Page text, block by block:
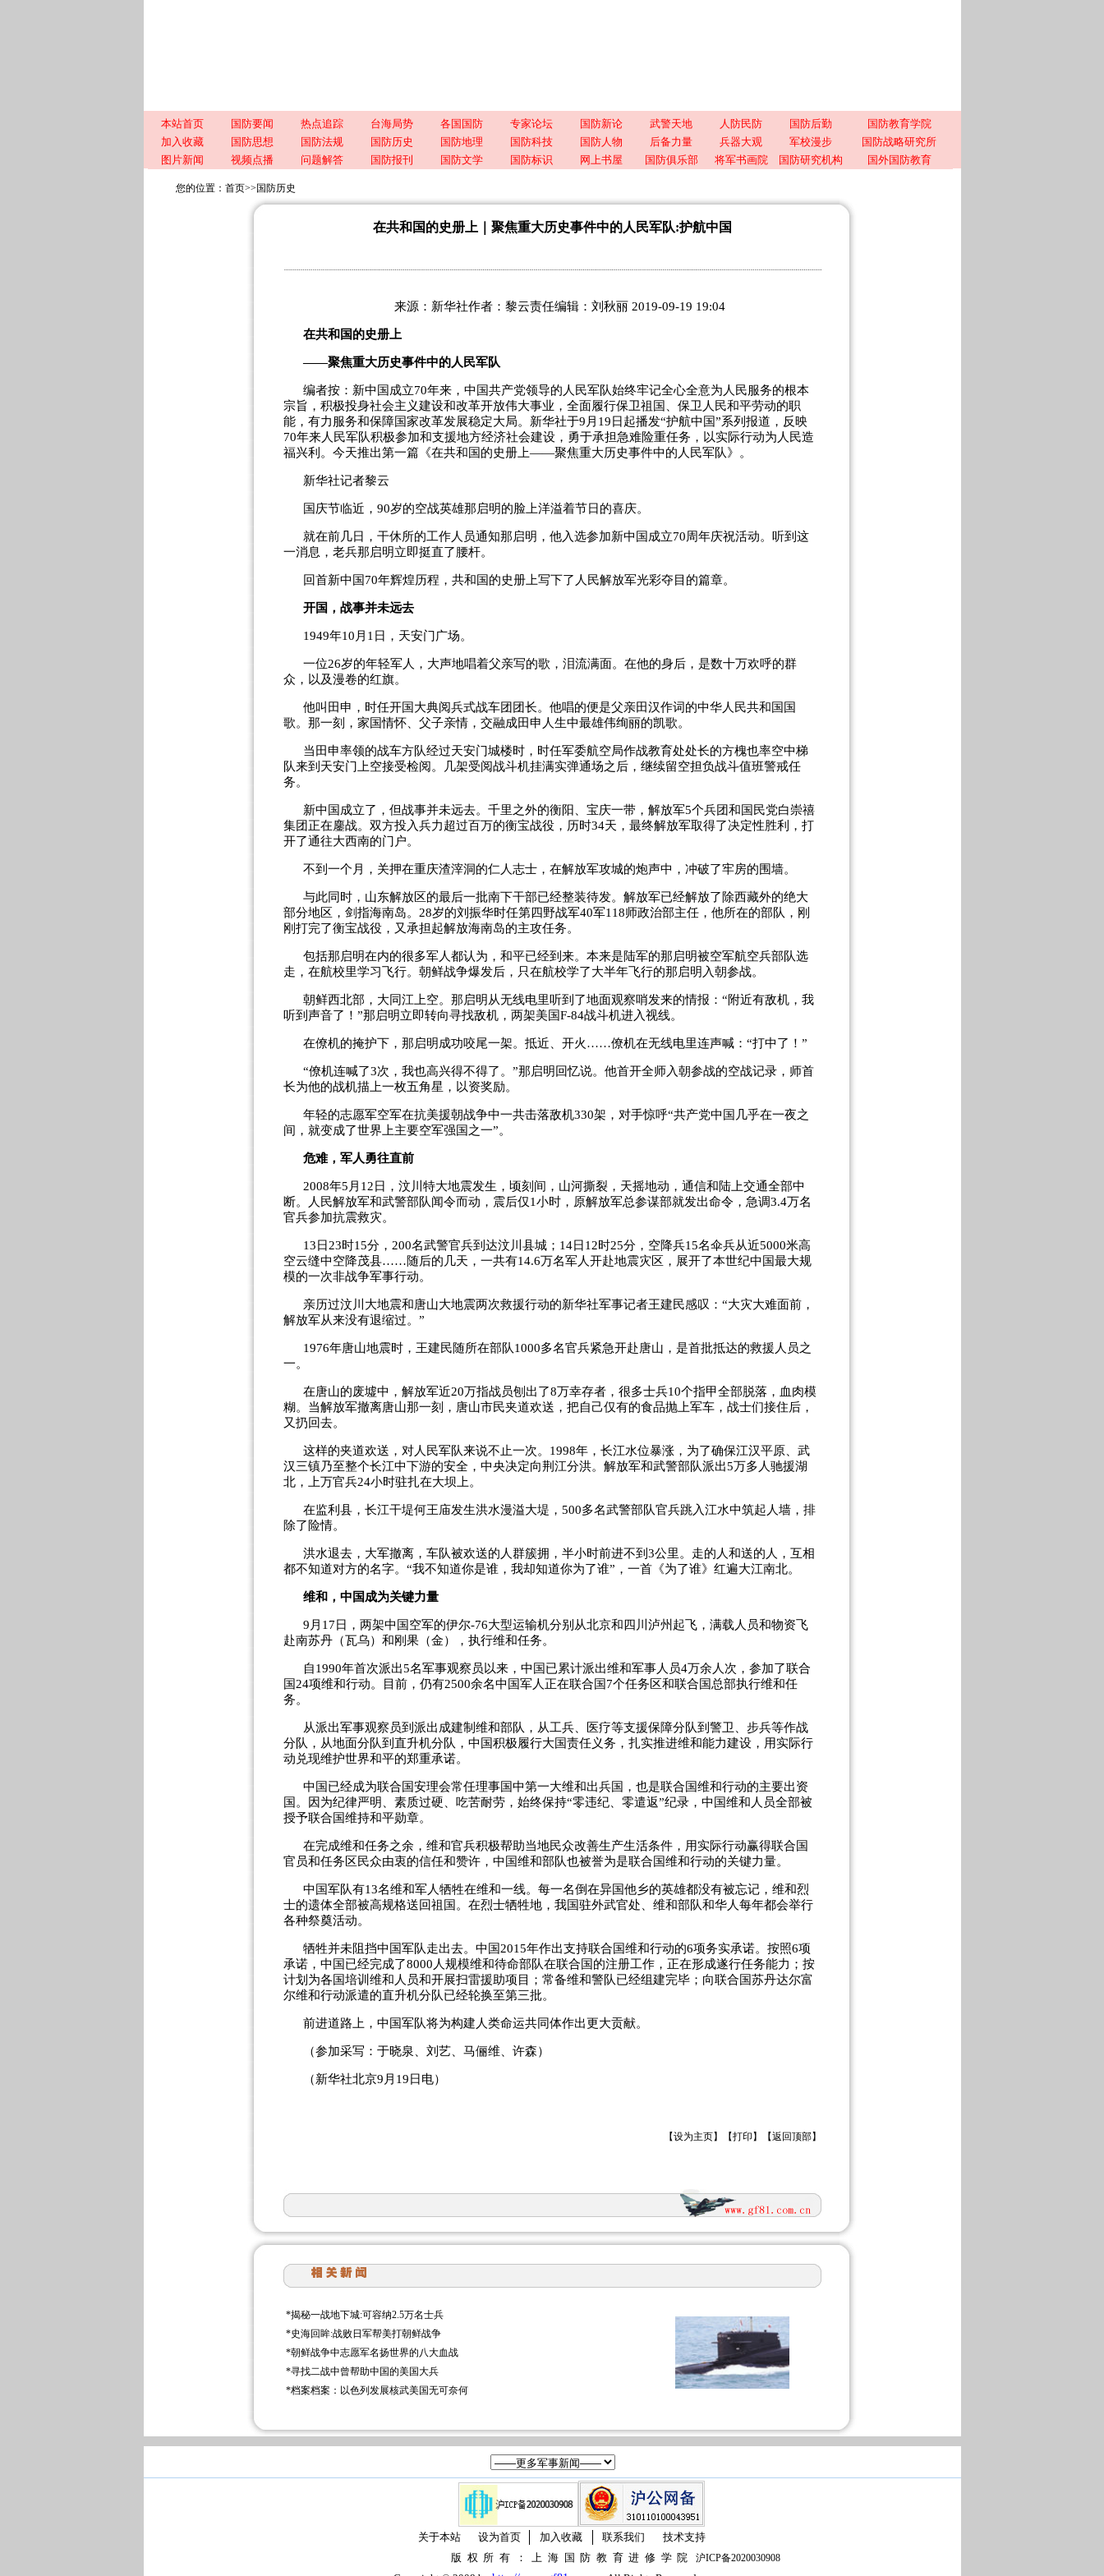
本站首页 国防要闻 热点追踪 台海局势 各国国防 专家论坛 国防新论 武警天地 人防民防 国防后勤
国防教育学院
加入收藏
国防思想 国防法规 国防历史 国防地理 国防科技 国防人物 后备力量 兵器大观 军校漫步
国防战略研究所
图片新闻
视频点播 问题解答 国防报刊 国防文学 国防标识 网上书屋 国防俱乐部 将军书画院 国防研究机构 国外国防教育
您的位置： 首页>> 国防历史
在共和国的史册上｜聚焦重大历史事件中的人民军队:护航中国
来源：新华社作者：黎云责任编辑：刘秋丽 2019-09-19 19:04
在共和国的史册上
——聚焦重大历史事件中的人民军队
编者按：新中国成立70年来，中国共产党领导的人民军队始终牢记全心全意为人民服务的根本
宗旨，积极投身社会主义建设和改革开放伟大事业，全面履行保卫祖国、保卫人民和平劳动的职
能，有力服务和保障国家改革发展稳定大局。新华社于9月19日起播发“护航中国”系列报道，反映
70年来人民军队积极参加和支援地方经济社会建设，勇于承担急难险重任务，以实际行动为人民造
福兴利。今天推出第一篇《在共和国的史册上——聚焦重大历史事件中的人民军队》。
新华社记者黎云
国庆节临近，90岁的空战英雄那启明的脸上洋溢着节日的喜庆。
就在前几日，干休所的工作人员通知那启明，他入选参加新中国成立70周年庆祝活动。听到这
一消息，老兵那启明立即挺直了腰杆。
回首新中国70年辉煌历程，共和国的史册上写下了人民解放军光彩夺目的篇章。
开国，战事并未远去
1949年10月1日，天安门广场。
一位26岁的年轻军人，大声地唱着父亲写的歌，泪流满面。在他的身后，是数十万欢呼的群
众，以及漫卷的红旗。
他叫田申，时任开国大典阅兵式战车团团长。他唱的便是父亲田汉作词的中华人民共和国国
歌。那一刻，家国情怀、父子亲情，交融成田申人生中最雄伟绚丽的凯歌。
当田申率领的战车方队经过天安门城楼时，时任军委航空局作战教育处处长的方槐也率空中梯
队来到天安门上空接受检阅。几架受阅战斗机挂满实弹通场之后，继续留空担负战斗值班警戒任
务。
新中国成立了，但战事并未远去。千里之外的衡阳、宝庆一带，解放军5个兵团和国民党白崇禧
集团正在鏖战。双方投入兵力超过百万的衡宝战役，历时34天，最终解放军取得了决定性胜利，打
开了通往大西南的门户。
不到一个月，关押在重庆渣滓洞的仁人志士，在解放军攻城的炮声中，冲破了牢房的围墙。
与此同时，山东解放区的最后一批南下干部已经整装待发。解放军已经解放了除西藏外的绝大
部分地区，剑指海南岛。28岁的刘振华时任第四野战军40军118师政治部主任，他所在的部队，刚
刚打完了衡宝战役，又承担起解放海南岛的主攻任务。
包括那启明在内的很多军人都认为，和平已经到来。本来是陆军的那启明被空军航空兵部队选
走，在航校里学习飞行。朝鲜战争爆发后，只在航校学了大半年飞行的那启明入朝参战。
朝鲜西北部，大同江上空。那启明从无线电里听到了地面观察哨发来的情报：“附近有敌机，我
听到声音了！”那启明立即转向寻找敌机，两架美国F-84战斗机进入视线。
在僚机的掩护下，那启明成功咬尾一架。抵近、开火……僚机在无线电里连声喊：“打中了！”
“僚机连喊了3次，我也高兴得不得了。”那启明回忆说。他首开全师入朝参战的空战记录，师首
长为他的战机描上一枚五角星，以资奖励。
年轻的志愿军空军在抗美援朝战争中一共击落敌机330架，对手惊呼“共产党中国几乎在一夜之
间，就变成了世界上主要空军强国之一”。
危难，军人勇往直前
2008年5月12日，汶川特大地震发生，顷刻间，山河撕裂，天摇地动，通信和陆上交通全部中
断。人民解放军和武警部队闻令而动，震后仅1小时，原解放军总参谋部就发出命令，急调3.4万名
官兵参加抗震救灾。
13日23时15分，200名武警官兵到达汶川县城；14日12时25分，空降兵15名伞兵从近5000米高
空云缝中空降茂县……随后的几天，一共有14.6万名军人开赴地震灾区，展开了本世纪中国最大规
模的一次非战争军事行动。
亲历过汶川大地震和唐山大地震两次救援行动的新华社军事记者王建民感叹：“大灾大难面前，
解放军从来没有退缩过。”
1976年唐山地震时，王建民随所在部队1000多名官兵紧急开赴唐山，是首批抵达的救援人员之
一。
在唐山的废墟中，解放军近20万指战员刨出了8万幸存者，很多士兵10个指甲全部脱落，血肉模
糊。当解放军撤离唐山那一刻，唐山市民夹道欢送，把自己仅有的食品抛上军车，战士们接住后，
又扔回去。
这样的夹道欢送，对人民军队来说不止一次。1998年，长江水位暴涨，为了确保江汉平原、武
汉三镇乃至整个长江中下游的安全，中央决定向荆江分洪。解放军和武警部队派出5万多人驰援湖
北，上万官兵24小时驻扎在大坝上。
在监利县，长江干堤何王庙发生洪水漫溢大堤，500多名武警部队官兵跳入江水中筑起人墙，排
除了险情。
洪水退去，大军撤离，车队被欢送的人群簇拥，半小时前进不到3公里。走的人和送的人，互相
都不知道对方的名字。“我不知道你是谁，我却知道你为了谁”，一首《为了谁》红遍大江南北。
维和，中国成为关键力量
9月17日，两架中国空军的伊尔-76大型运输机分别从北京和四川泸州起飞，满载人员和物资飞
赴南苏丹（瓦乌）和刚果（金），执行维和任务。
自1990年首次派出5名军事观察员以来，中国已累计派出维和军事人员4万余人次，参加了联合
国24项维和行动。目前，仍有2500余名中国军人正在联合国7个任务区和联合国总部执行维和任
务。
从派出军事观察员到派出成建制维和部队，从工兵、医疗等支援保障分队到警卫、步兵等作战
分队，从地面分队到直升机分队，中国积极履行大国责任义务，扎实推进维和能力建设，用实际行
动兑现维护世界和平的郑重承诺。
中国已经成为联合国安理会常任理事国中第一大维和出兵国，也是联合国维和行动的主要出资
国。因为纪律严明、素质过硬、吃苦耐劳，始终保持“零违纪、零遣返”纪录，中国维和人员全部被
授予联合国维持和平勋章。
在完成维和任务之余，维和官兵积极帮助当地民众改善生产生活条件，用实际行动赢得联合国
官员和任务区民众由衷的信任和赞许，中国维和部队也被誉为是联合国维和行动的关键力量。
中国军队有13名维和军人牺牲在维和一线。每一名倒在异国他乡的英雄都没有被忘记，维和烈
士的遗体全部被高规格送回祖国。在烈士牺牲地，我国驻外武官处、维和部队和华人每年都会举行
各种祭奠活动。
牺牲并未阻挡中国军队走出去。中国2015年作出支持联合国维和行动的6项务实承诺。按照6项
承诺，中国已经完成了8000人规模维和待命部队在联合国的注册工作，正在形成遂行任务能力；按
计划为各国培训维和人员和开展扫雷援助项目；常备维和警队已经组建完毕；向联合国苏丹达尔富
尔维和行动派遣的直升机分队已经轮换至第三批。
前进道路上，中国军队将为构建人类命运共同体作出更大贡献。
（参加采写：于晓泉、刘艺、马俪维、许森）
（新华社北京9月19日电）
【设为主页】【打印 】【返回顶部】
*揭秘一战地下城:可容纳2.5万名士兵
*史海回眸:战败日军帮美打朝鲜战争
*朝鲜战争中志愿军名扬世界的八大血战
*寻找二战中曾帮助中国的美国大兵
*档案档案：以色列发展核武美国无可奈何